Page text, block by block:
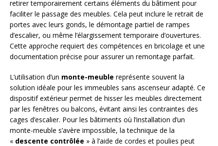
retirer temporairement certains éléments du bâtiment pour
faciliter le passage des meubles. Cela peut inclure le retrait de
portes avec leurs gonds, le démontage partiel de rampes
d’escalier, ou même l’élargissement temporaire d’ouvertures.
Cette approche requiert des compétences en bricolage et une
documentation précise pour assurer un remontage parfait.
L’utilisation d’un monte-meuble représente souvent la
solution idéale pour les immeubles sans ascenseur adapté. Ce
dispositif extérieur permet de hisser les meubles directement
par les fenêtres ou balcons, évitant ainsi les contraintes des
cages d’escalier. Pour les bâtiments où l’installation d’un
monte-meuble s’avère impossible, la technique de la
« descente contrôlée » à l’aide de cordes et poulies peut